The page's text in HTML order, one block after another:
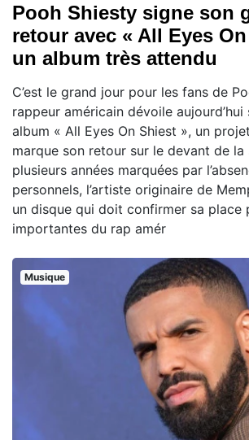
Pooh Shiesty signe son
retour avec « All Eyes
un album très attendu
C’est le grand jour pour les fans de
rappeur américain dévoile aujourd’hui
album « All Eyes On Shiest », un
marque son retour sur le devant de la
plusieurs années marquées par
personnels, l’artiste originaire de
un disque qui doit confirmer sa place
importantes du rap amér
Musique